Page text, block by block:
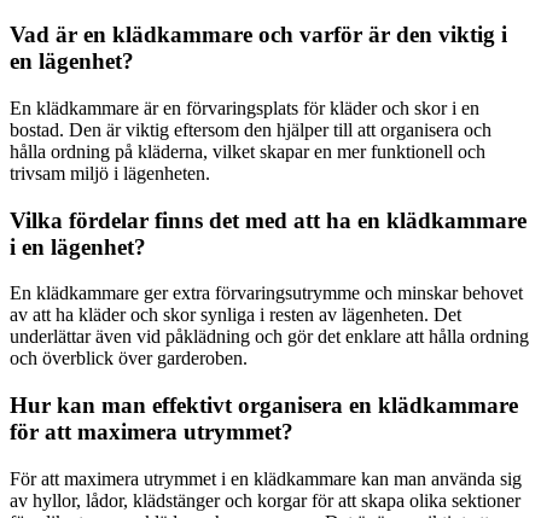
Vad är en klädkammare och varför är den viktig i
en lägenhet?
En klädkammare är en förvaringsplats för kläder och skor i en
bostad. Den är viktig eftersom den hjälper till att organisera och
hålla ordning på kläderna, vilket skapar en mer funktionell och
trivsam miljö i lägenheten.
Vilka fördelar finns det med att ha en klädkammare
i en lägenhet?
En klädkammare ger extra förvaringsutrymme och minskar behovet
av att ha kläder och skor synliga i resten av lägenheten. Det
underlättar även vid påklädning och gör det enklare att hålla ordning
och överblick över garderoben.
Hur kan man effektivt organisera en klädkammare
för att maximera utrymmet?
För att maximera utrymmet i en klädkammare kan man använda sig
av hyllor, lådor, klädstänger och korgar för att skapa olika sektioner